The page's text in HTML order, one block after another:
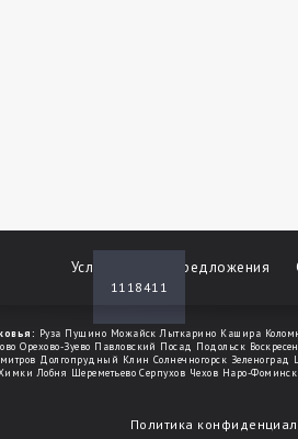
Услуги Спецпредложения
1118411
Руза Пущино Можайск Лыткарино Кашира
Орехово-Зуево Павловский Посад Подольск
Долгопрудный Клин Солнечногорск Зеленоград
Лобня Шереметьево Серпухов Чехов Наро-Фоминск
Политика